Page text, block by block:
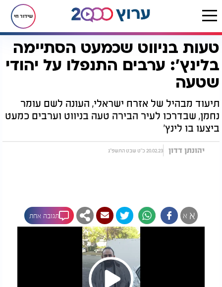
שידור חי
דף הבית חדשות טעות בניווט שכמעט הסתיימה בלינץ': ערבים התנפלו על יהודי שטעה
טעות בניווט שכמעט הסתיימה
בלינץ': ערבים התנפלו על יהודי
שטעה
תיעוד מבהיל של אזרח ישראלי, העונה לשם עומר
נחמן, שבדרכו לעיר הבירה טעה בניווט וערבים כמעט
ביצעו בו לינץ'
יהונתן דדון 20.02.23 כ"ט שבט התשפ"ג
א א תגובה אחת